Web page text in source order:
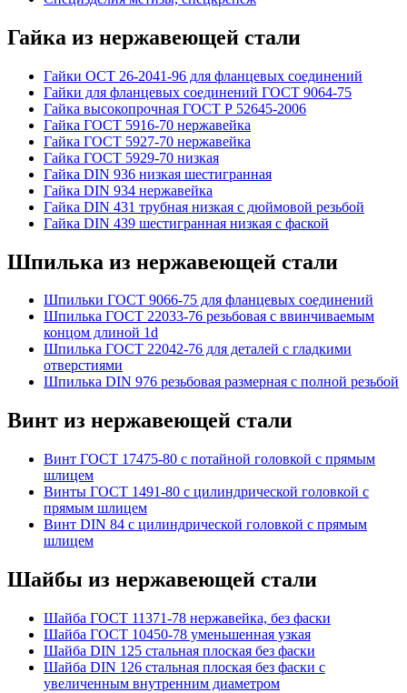
Гайка из нержавеющей стали
Гайки ОСТ 26-2041-96 для фланцевых соединений
Гайки для фланцевых соединений ГОСТ 9064-75
Гайка высокопрочная ГОСТ Р 52645-2006
Гайка ГОСТ 5916-70 нержавейка
Гайка ГОСТ 5927-70 нержавейка
Гайка ГОСТ 5929-70 низкая
Гайка DIN 936 низкая шестигранная
Гайка DIN 934 нержавейка
Гайка DIN 431 трубная низкая с дюймовой резьбой
Гайка DIN 439 шестигранная низкая с фаской
Шпилька из нержавеющей стали
Шпильки ГОСТ 9066-75 для фланцевых соединений
Шпилька ГОСТ 22033-76 резьбовая с ввинчиваемым
концом длиной 1d
Шпилька ГОСТ 22042-76 для деталей с гладкими
отверстиями
Шпилька DIN 976 резьбовая размерная с полной резьбой
Винт из нержавеющей стали
Винт ГОСТ 17475-80 с потайной головкой с прямым
шлицем
Винты ГОСТ 1491-80 с цилиндрической головкой с
прямым шлицем
Винт DIN 84 с цилиндрической головкой с прямым
шлицем
Шайбы из нержавеющей стали
Шайба ГОСТ 11371-78 нержавейка, без фаски
Шайба ГОСТ 10450-78 уменьшенная узкая
Шайба DIN 125 стальная плоская без фаски
Шайба DIN 126 стальная плоская без фаски с
увеличенным внутренним диаметром